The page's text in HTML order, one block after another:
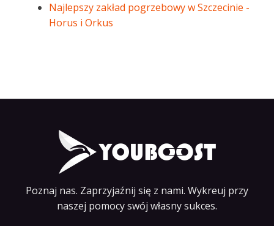
Najlepszy zakład pogrzebowy w Szczecinie -
Horus i Orkus
Poznaj nas. Zaprzyjaźnij się z nami. Wykreuj przy
naszej pomocy swój własny sukces.